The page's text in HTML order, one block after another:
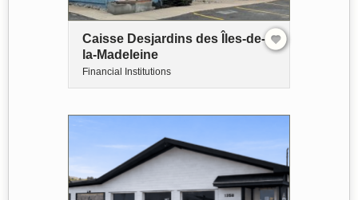
Caisse Desjardins des Îles-de-
la-Madeleine
Financial Institutions